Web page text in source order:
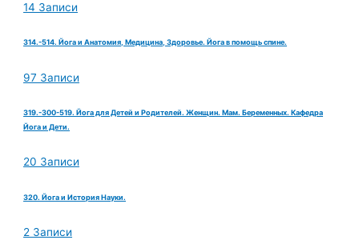
14 Записи
314.-514. Йога и Анатомия, Медицина, Здоровье. Йога в помощь спине.
97 Записи
319.-300-519. Йога для Детей и Родителей. Женщин. Мам. Беременных. Кафедра
Йога и Дети.
20 Записи
320. Йога и История Науки.
2 Записи